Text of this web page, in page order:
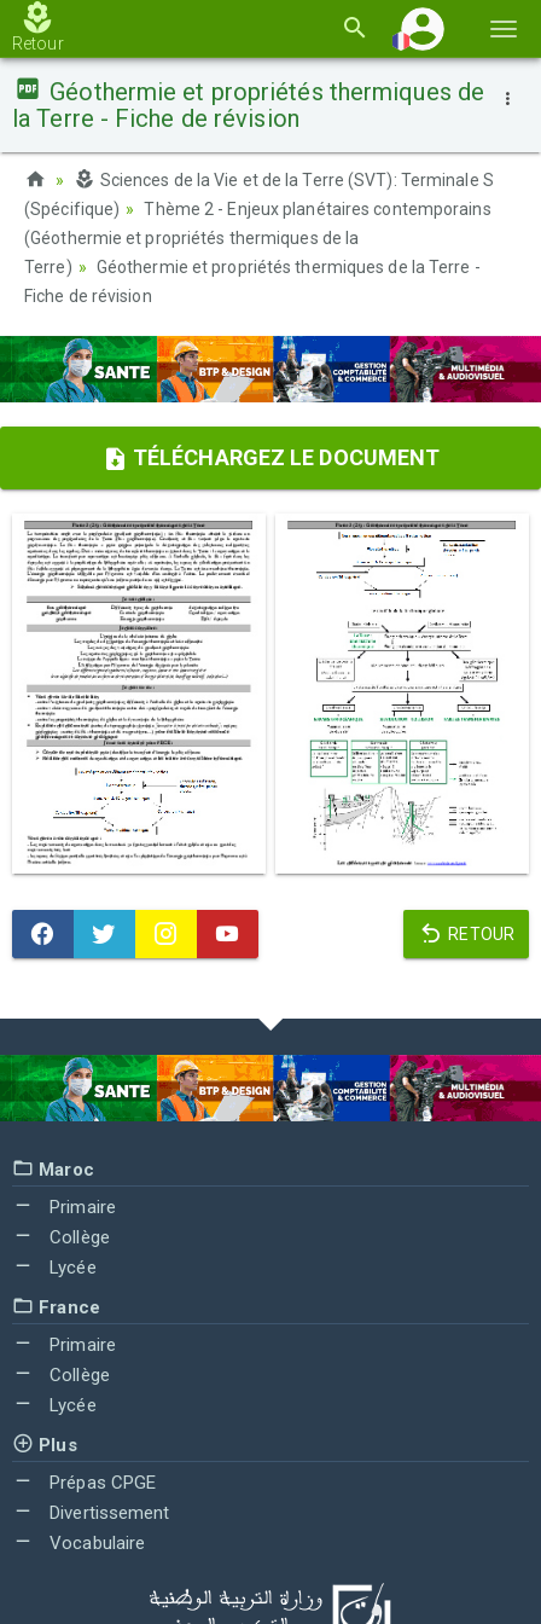
la
Retour
Géothermie et propriétés thermiques de
la Terre - Fiche de révision
Sciences de la Vie et de la Terre (SVT): Terminale S
(Spécifique)
Thème 2 - Enjeux planétaires contemporains
(Géothermie et propriétés thermiques de la
Terre)
Géothermie et propriétés thermiques de la Terre -
Fiche de révision
TÉLÉCHARGEZ LE DOCUMENT
RETOUR
Maroc
Primaire
Collège
Lycée
France
Primaire
Collège
Lycée
Plus
Prépas CPGE
Divertissement
Vocabulaire